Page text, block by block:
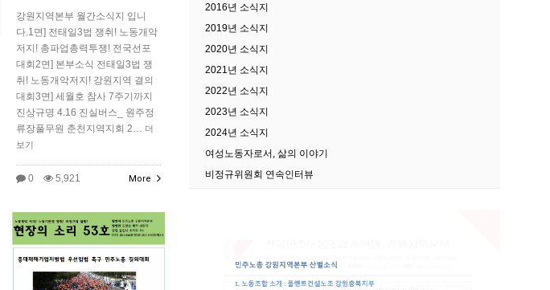
강원지역본부 월간소식지 입니
다.1면] 전태일3법 쟁취! 노동개악
저지! 총파업총력투쟁! 전국선포
대회2면] 본부소식 전태일3법 쟁
취! 노동개악저지! 강원지역 결의
대회3면] 세월호 참사 7주기까지
진상규명 4.16 진실버스_ 원주정
류장풀무원 춘천지역지회 2…
더
보기
0 5,921 More
2016년 소식지
2019년 소식지
2020년 소식지
2021년 소식지
2022년 소식지
2023년 소식지
2024년 소식지
여성노동자로서, 삶의 이야기
비정규위원회 연속인터뷰